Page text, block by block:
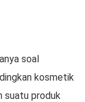
soal
kosmetik
suatu produk